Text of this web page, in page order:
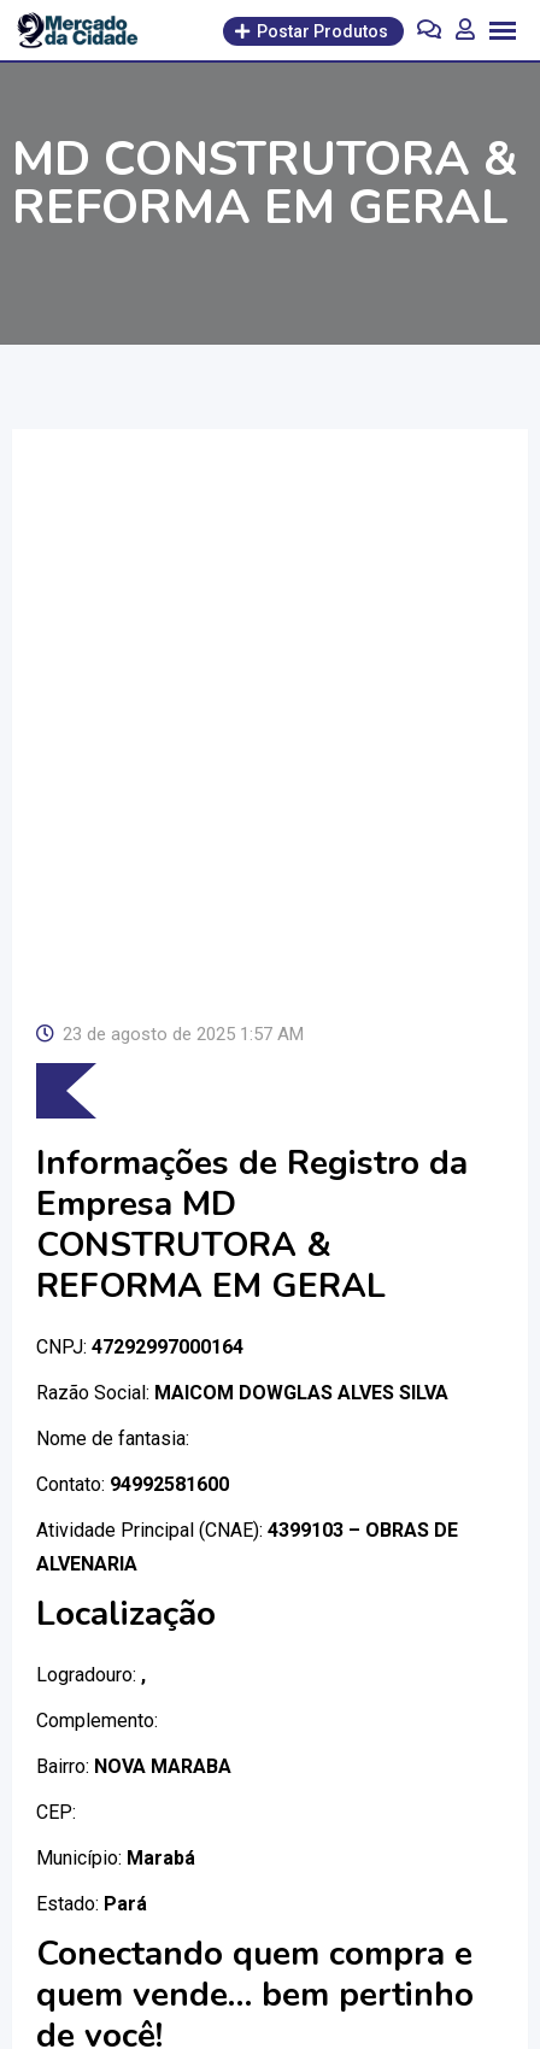
Pular
para
Postar Produtos
MD CONSTRUTORA &
REFORMA EM GERAL
23 de agosto de 2025 1:57 AM
Informações de Registro da
Empresa MD
CONSTRUTORA &
REFORMA EM GERAL
CNPJ: 47292997000164
Razão Social: MAICOM DOWGLAS ALVES SILVA
Nome de fantasia:
Contato: 94992581600
Atividade Principal (CNAE): 4399103 – OBRAS DE
ALVENARIA
Localização
Logradouro: ,
Complemento:
Bairro: NOVA MARABA
CEP:
Município: Marabá
Estado: Pará
Conectando quem compra e
quem vende… bem pertinho
de você!